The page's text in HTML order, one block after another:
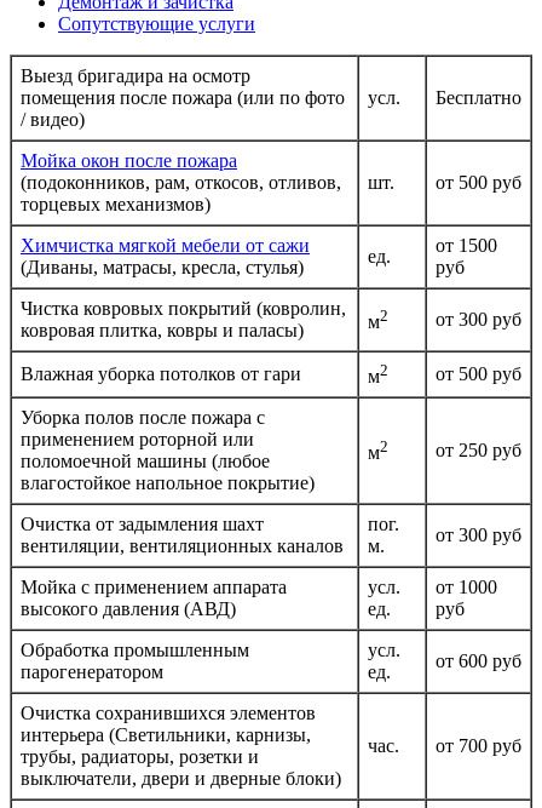
Сопутствующие услуги
Выезд бригадира на осмотр
помещения после пожара (или по фото
/ видео)
усл. Бесплатно
Мойка окон после пожара
(подоконников, рам, откосов, отливов,
торцевых механизмов)
шт. от 500 руб
Химчистка мягкой мебели от сажи
(Диваны, матрасы, кресла, стулья)
ед.
от 1500
руб
Чистка ковровых покрытий (ковролин,
ковровая плитка, ковры и паласы)
м2 от 300 руб
Влажная уборка потолков от гари м2 от 500 руб
Уборка полов после пожара с
применением роторной или
поломоечной машины (любое
влагостойкое напольное покрытие)
м2 от 250 руб
Очистка от задымления шахт
вентиляции, вентиляционных каналов
пог.
м.
от 300 руб
Мойка с применением аппарата
высокого давления (АВД)
усл.
ед.
от 1000
руб
Обработка промышленным
парогенератором
усл.
ед.
от 600 руб
Очистка сохранившихся элементов
интерьера (Светильники, карнизы,
трубы, радиаторы, розетки и
выключатели, двери и дверные блоки)
час. от 700 руб